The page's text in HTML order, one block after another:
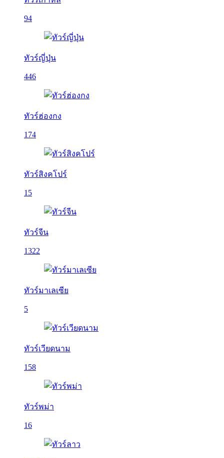
94
ทัวร์ญี่ปุ่น
446
ทัวร์ฮ่องกง
174
ทัวร์สิงคโปร์
15
ทัวร์จีน
1322
ทัวร์มาเลเซีย
5
ทัวร์เวียดนาม
158
ทัวร์พม่า
16